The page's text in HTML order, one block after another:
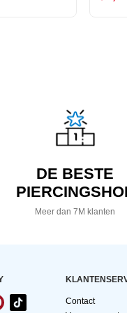
DE BESTE
Meer dan 7M klanten
Contact